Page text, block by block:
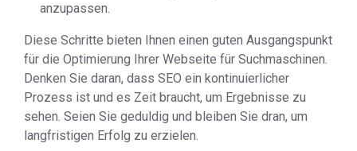
anzupassen.
Diese Schritte bieten Ihnen einen guten Ausgangspunkt
für die Optimierung Ihrer Webseite für Suchmaschinen.
Denken Sie daran, dass SEO ein kontinuierlicher
Prozess ist und es Zeit braucht, um Ergebnisse zu
sehen. Seien Sie geduldig und bleiben Sie dran, um
langfristigen Erfolg zu erzielen.